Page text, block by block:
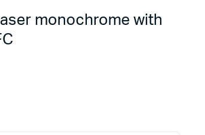
monochrome with